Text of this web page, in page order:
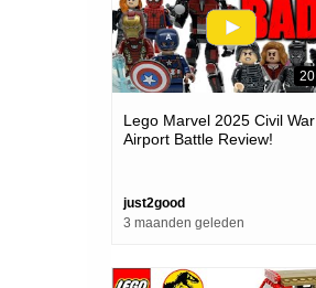
Lego Marvel 2025 Civil War
Airport Battle Review!
just2good
3 maanden geleden